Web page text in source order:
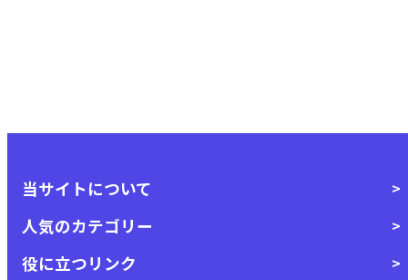
当サイトについて
人気のカテゴリー
役に立つリンク